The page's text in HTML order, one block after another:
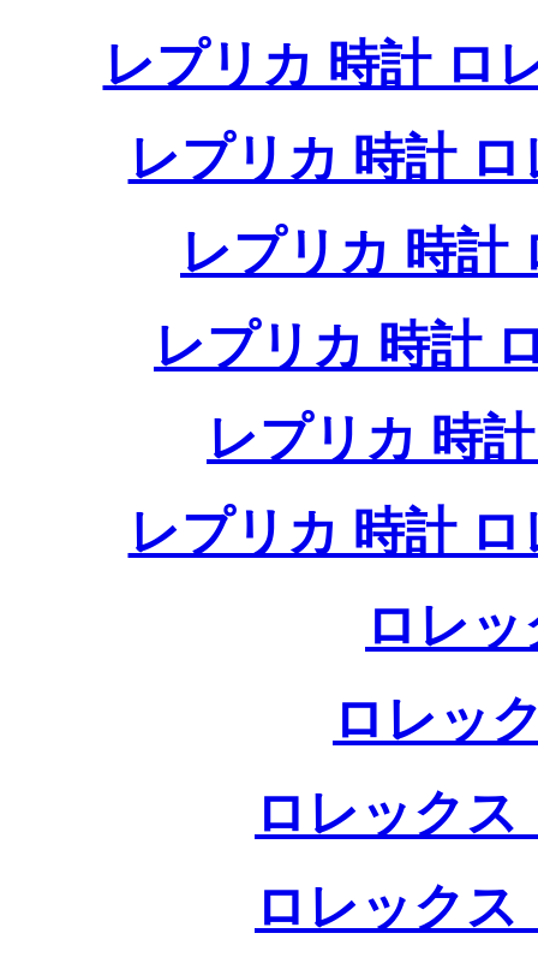
レプリカ 時計 ロ
レプリカ 時計
レプリカ 時計
レプリカ 時計
レプリカ 時
レプリカ 時計
ロレ
ロレッ
ロレックス
ロレックス